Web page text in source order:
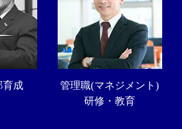
育成
管理職(マネジメント)
研修・教育